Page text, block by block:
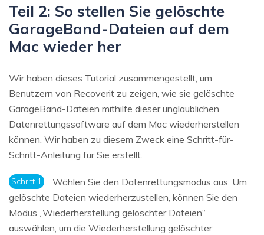
Teil 2: So stellen Sie gelöschte
GarageBand-Dateien auf dem
Mac wieder her
Wir haben dieses Tutorial zusammengestellt, um
Benutzern von Recoverit zu zeigen, wie sie gelöschte
GarageBand-Dateien mithilfe dieser unglaublichen
Datenrettungssoftware auf dem Mac wiederherstellen
können. Wir haben zu diesem Zweck eine Schritt-für-
Schritt-Anleitung für Sie erstellt.
Schritt 1
Wählen Sie den Datenrettungsmodus aus. Um
gelöschte Dateien wiederherzustellen, können Sie den
Modus „Wiederherstellung gelöschter Dateien“
auswählen, um die Wiederherstellung gelöschter